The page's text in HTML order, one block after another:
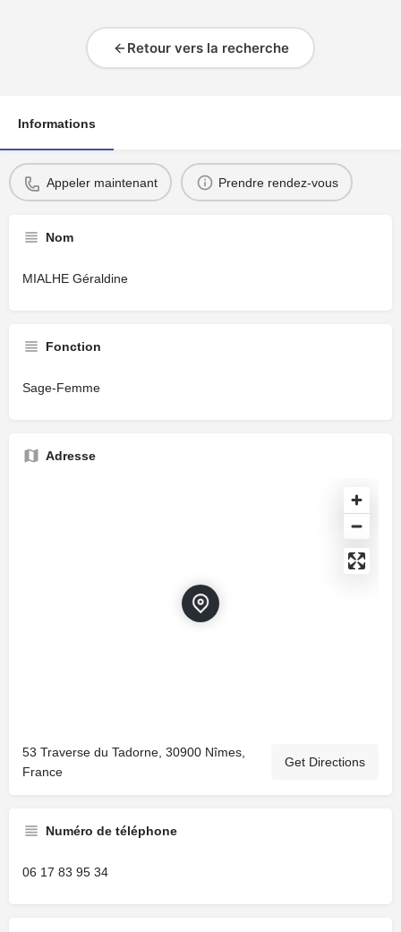
Retour vers la recherche
Informations
Appeler maintenant Prendre rendez-vous
Nom
MIALHE Géraldine
Fonction
Sage-Femme
Adresse
53 Traverse du Tadorne, 30900 Nîmes,
France
Get Directions
Numéro de téléphone
06 17 83 95 34